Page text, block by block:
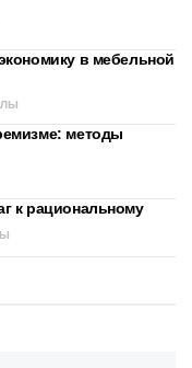
в мебельной
методы
к рациональному